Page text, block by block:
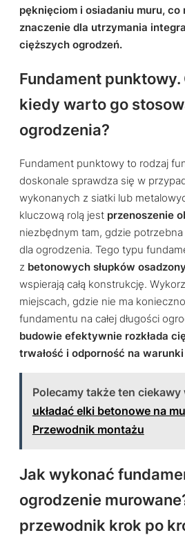
pęknięciom i osiadaniu muru, co
znaczenie dla utrzymania
cięższych ogrodzeń.
Fundament punktowy.
kiedy warto go
ogrodzenia?
Fundament punktowy to rodzaj
doskonale sprawdza się w
wykonanych z siatki lub
kluczową rolą jest przenoszenie
niezbędnym tam, gdzie
dla ogrodzenia. Tego typu
z betonowych słupków
wspierają całą konstrukcję.
miejscach, gdzie nie ma
fundamentu na całej długości
budowie efektywnie rozkłada
trwałość i odporność na
Polecamy także ten ciekawy
układać elki betonowe na
Przewodnik montażu
Jak wykonać
ogrodzenie
przewodnik krok po